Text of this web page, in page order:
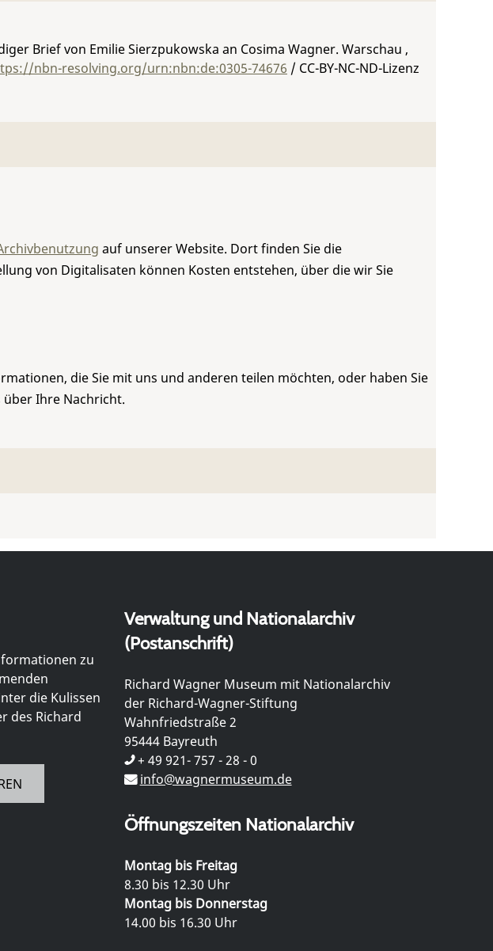
Brief von Emilie Sierzpukowska an Cosima Wagner. Warschau ,
nbn-resolving.org/urn:nbn:de:0305-74676 / CC-BY-NC-ND-Lizenz
auf unserer Website. Dort finden Sie die
von Digitalisaten können Kosten entstehen, über die wir Sie
die Sie mit uns und anderen teilen möchten, oder haben Sie
über Ihre Nachricht.
zu
die Kulissen
des Richard
Verwaltung und Nationalarchiv
(Postanschrift)
Richard Wagner Museum mit Nationalarchiv
der Richard-Wagner-Stiftung
Wahnfriedstraße 2
95444 Bayreuth
+ 49 921- 757 - 28 - 0
info@wagnermuseum.de
Öffnungszeiten Nationalarchiv
Montag bis Freitag
8.30 bis 12.30 Uhr
Montag bis Donnerstag
14.00 bis 16.30 Uhr